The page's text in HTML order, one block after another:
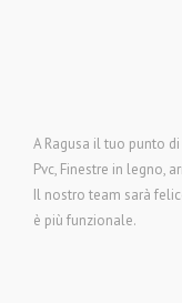
A Ragusa il tuo punto
Pvc, Finestre in legno,
Il nostro team sarà
è più funzionale.